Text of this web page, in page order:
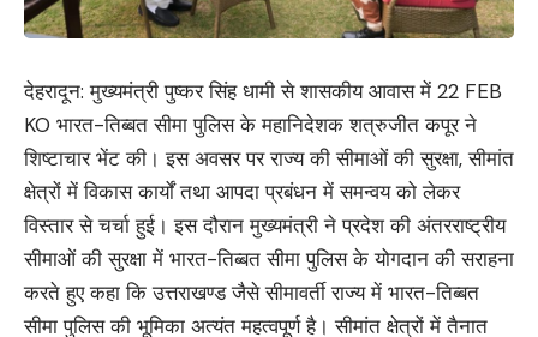
देहरादून: मुख्यमंत्री पुष्कर सिंह धामी से शासकीय आवास में 22 FEB
KO भारत-तिब्बत सीमा पुलिस के महानिदेशक शत्रुजीत कपूर ने
शिष्टाचार भेंट की। इस अवसर पर राज्य की सीमाओं की सुरक्षा, सीमांत
क्षेत्रों में विकास कार्यों तथा आपदा प्रबंधन में समन्वय को लेकर
विस्तार से चर्चा हुई। इस दौरान मुख्यमंत्री ने प्रदेश की अंतरराष्ट्रीय
सीमाओं की सुरक्षा में भारत-तिब्बत सीमा पुलिस के योगदान की सराहना
करते हुए कहा कि उत्तराखण्ड जैसे सीमावर्ती राज्य में भारत-तिब्बत
सीमा पुलिस की भूमिका अत्यंत महत्वपूर्ण है। सीमांत क्षेत्रों में तैनात